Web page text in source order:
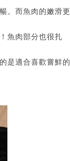
。而魚肉的嫩滑更
魚肉部分也很扎
是適合喜歡嘗鮮的